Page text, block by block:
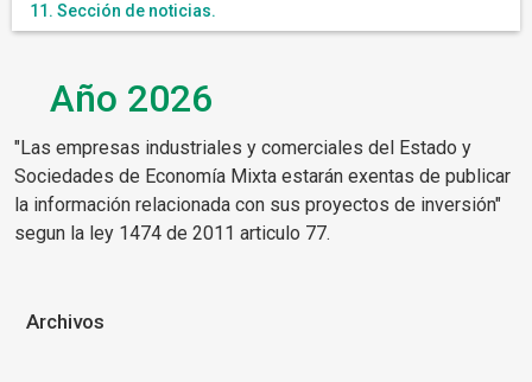
11. Sección de noticias.
Año 2026
"Las empresas industriales y comerciales del Estado y
Sociedades de Economía Mixta estarán exentas de publicar
la información relacionada con sus proyectos de inversión"
segun la ley 1474 de 2011 articulo 77.
Archivos